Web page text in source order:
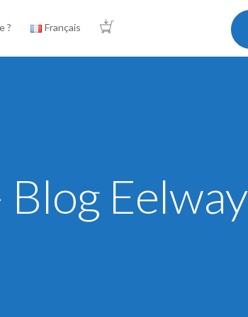
? Français
Eelway